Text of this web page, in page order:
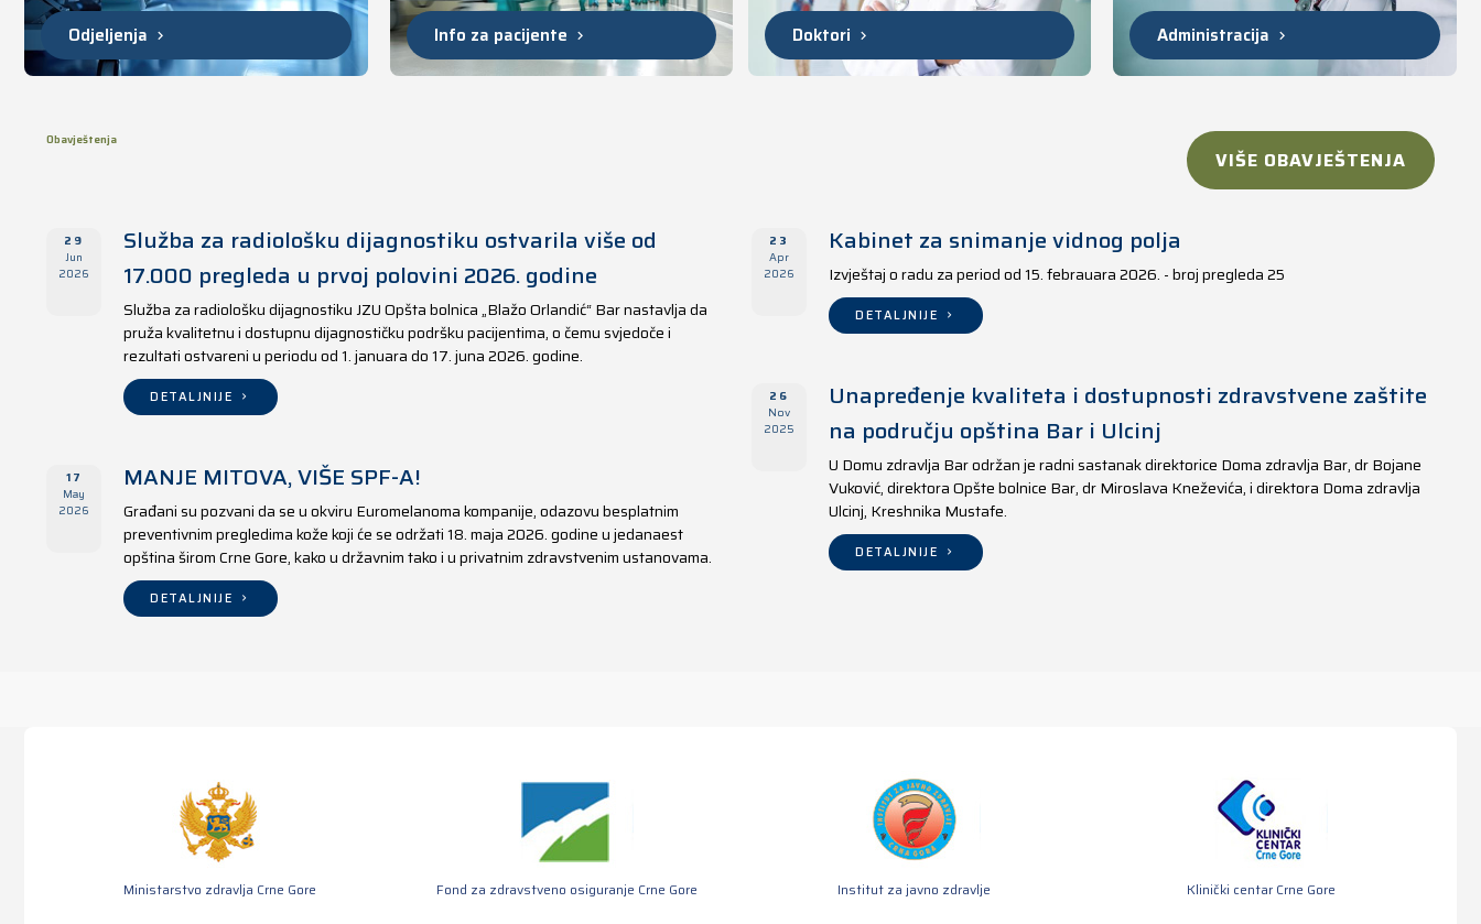
Odjeljenja Info za pacijente Doktori Administracija
Obavještenja
VIŠE OBAVJEŠTENJA
29
Jun
2026
Služba za radiološku dijagnostiku ostvarila više od
17.000 pregleda u prvoj polovini 2026. godine
Služba za radiološku dijagnostiku JZU Opšta bolnica „Blažo Orlandić“ Bar nastavlja da
pruža kvalitetnu i dostupnu dijagnostičku podršku pacijentima, o čemu svjedoče i
rezultati ostvareni u periodu od 1. januara do 17. juna 2026. godine.
DETALJNIJE
17
May
2026
MANJE MITOVA, VIŠE SPF-A!
Građani su pozvani da se u okviru Euromelanoma kompanije, odazovu besplatnim
preventivnim pregledima kože koji će se održati 18. maja 2026. godine u jedanaest
opština širom Crne Gore, kako u državnim tako i u privatnim zdravstvenim ustanovama.
DETALJNIJE
23
Apr
2026
Kabinet za snimanje vidnog polja
Izvještaj o radu za period od 15. febrauara 2026. - broj pregleda 25
DETALJNIJE
26
Nov
2025
Unapređenje kvaliteta i dostupnosti zdravstvene zaštite
na području opština Bar i Ulcinj
U Domu zdravlja Bar održan je radni sastanak direktorice Doma zdravlja Bar, dr Bojane
Vuković, direktora Opšte bolnice Bar, dr Miroslava Kneževića, i direktora Doma zdravlja
Ulcinj, Kreshnika Mustafe.
DETALJNIJE
Ministarstvo zdravlja Crne Gore Fond za zdravstveno osiguranje Crne Gore Institut za javno zdravlje Klinički centar Crne Gore